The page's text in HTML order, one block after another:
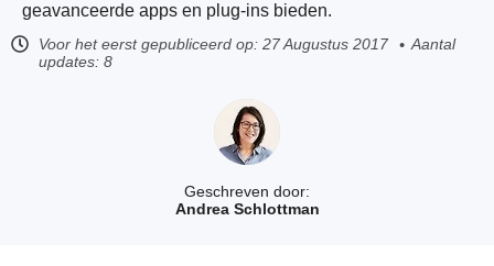
Geschreven door:
Andrea Schlottman
geavanceerde apps en plug-ins bieden.
Voor het eerst gepubliceerd op: 27 Augustus 2017
Aantal
updates: 8